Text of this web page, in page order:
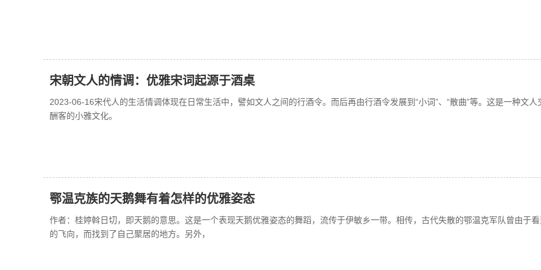
宋朝文人的情调：优雅宋词起源于酒桌
2023-06-16宋代人的生活情调体现在日常生活中，譬如文人之间的行酒令。而后再由行酒令发展到“小词”、“散曲”等。这是一种文人
酬客的小雅文化。
鄂温克族的天鹅舞有着怎样的优雅姿态
作者：桂婷斡日切，即天鹅的意思。这是一个表现天鹅优雅姿态的舞蹈，流传于伊敏乡一带。相传，古代失散的鄂温克军队曾由于
的飞向，而找到了自己聚居的地方。另外，